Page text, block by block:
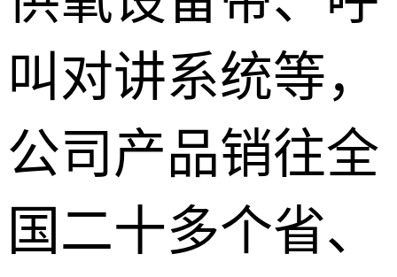
叫对讲系统等，
公司产品销往全
国二十多个省、